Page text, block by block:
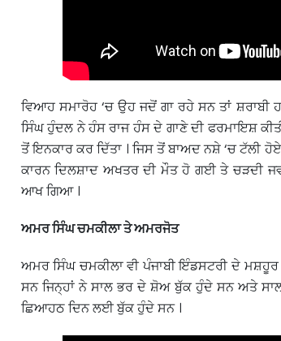
ਵਿਆਹ ਸਮਾਰੋਹ ‘ਚ ਉਹ ਜਦੋਂ ਗਾ ਰਹੇ ਸਨ ਤਾਂ
ਸਿੰਘ ਹੁੰਦਲ ਨੇ ਹੰਸ ਰਾਜ ਹੰਸ ਦੇ ਗਾਣੇ ਦੀ ਫਰਮਾਇਸ਼
ਤੋਂ ਇਨਕਾਰ ਕਰ ਦਿੱਤਾ । ਜਿਸ ਤੋਂ ਬਾਅਦ ਨਸ਼ੇ ‘ਚ ਟੱਲੀ
ਕਾਰਨ ਦਿਲਸ਼ਾਦ ਅਖਤਰ ਦੀ ਮੌਤ ਹੋ ਗਈ ਤੇ ਚੜਦੀ
ਆਖ ਗਿਆ ।
ਅਮਰ ਸਿੰਘ ਚਮਕੀਲਾ ਤੇ ਅਮਰਜੋਤ
ਅਮਰ ਸਿੰਘ ਚਮਕੀਲਾ ਵੀ ਪੰਜਾਬੀ ਇੰਡਸਟਰੀ ਦੇ
ਸਨ ਜਿਨ੍ਹਾਂ ਨੇ ਸਾਲ ਭਰ ਦੇ ਸ਼ੋਅ ਬੁੱਕ ਹੁੰਦੇ ਸਨ ਅਤੇ
ਛਿਆਹਠ ਦਿਨ ਲਈ ਬੁੱਕ ਹੁੰਦੇ ਸਨ ।